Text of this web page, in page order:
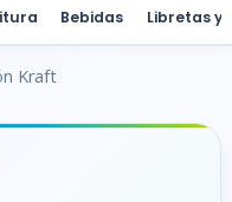
Bebidas Libretas y
Kraft